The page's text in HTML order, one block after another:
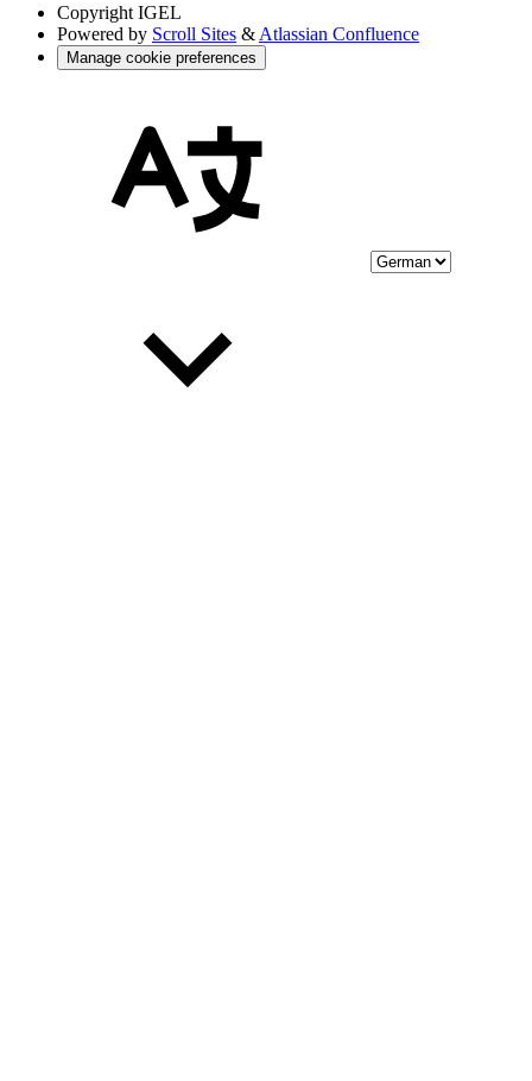
Copyright IGEL
Powered by Scroll Sites & Atlassian Confluence
Manage cookie preferences